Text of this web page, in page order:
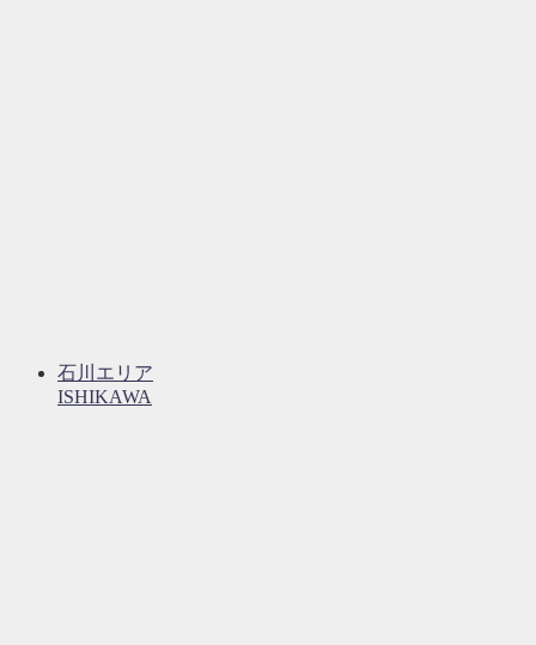
石川エリア
ISHIKAWA